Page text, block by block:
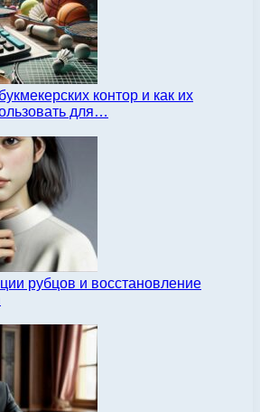
контор и как их
для…
рубцов и восстановление